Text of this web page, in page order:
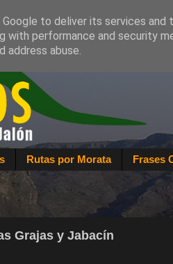
Rutas por Morata Frases
Grajas y Jabacín
to deliver its services and
with performance and security
abuse.